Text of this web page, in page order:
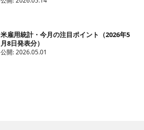
米雇用統計・今月の注目ポイント（2026年5
月8日発表分）
公開:2026.05.01